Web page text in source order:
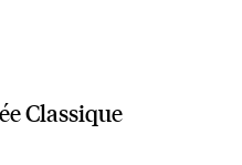
Classique